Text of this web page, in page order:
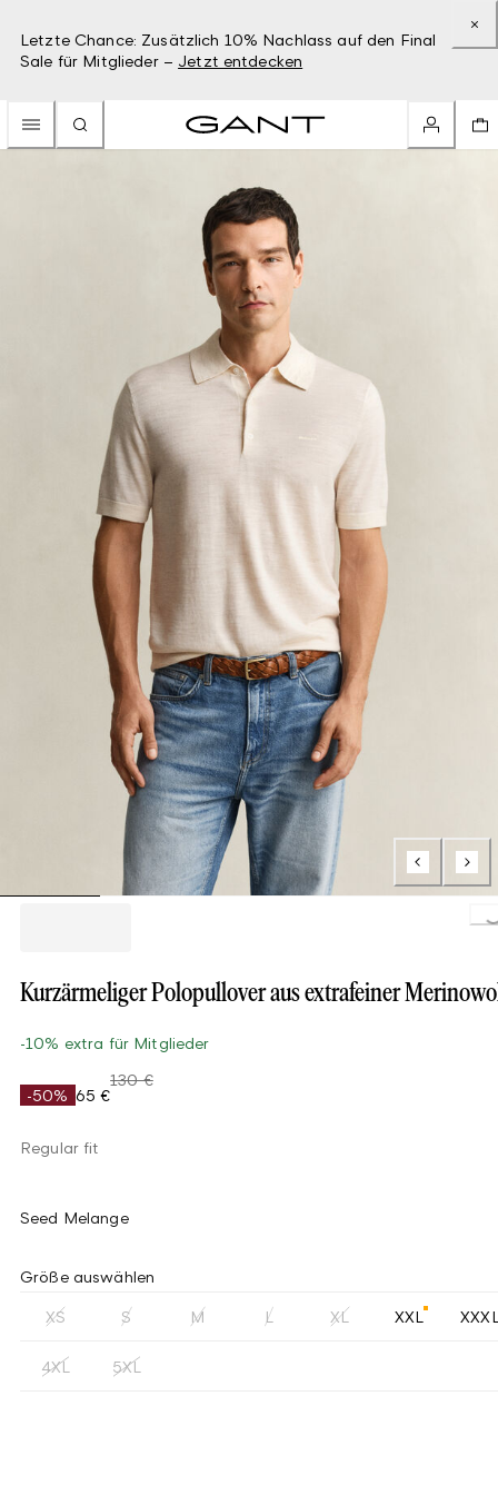
Letzte Chance: Zusätzlich 10% Nachlass auf den Final
Sale für Mitglieder – Jetzt entdecken
Kurzärmeliger Polopullover aus extrafeiner
-10% extra für Mitglieder
-50% 65 €
130 €
Regular fit
Seed Melange
Größe auswählen
XS S M L XL XXL
4XL 5XL